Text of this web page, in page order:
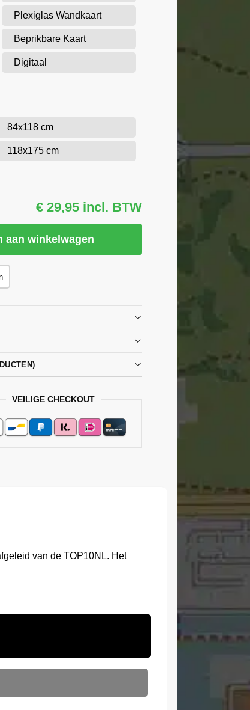
Plexiglas Wandkaart
Beprikbare Kaart
Digitaal
84x118 cm
118x175 cm
€ 29,95 incl. BTW
aan winkelwagen
VEILIGE CHECKOUT
van de TOP10NL. Het